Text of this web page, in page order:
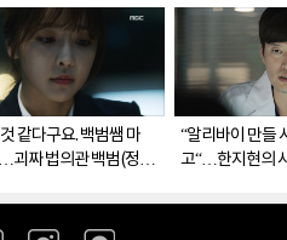
같다구요. 백범쌤 마
괴짜 법의관 백범(정재
(정유미)
“알리바이 만들
고“…한지현의
백범(정재영)